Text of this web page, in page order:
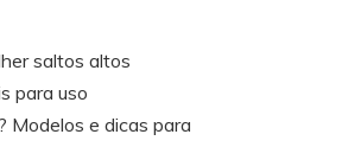
saltos altos
para uso
Modelos e dicas para